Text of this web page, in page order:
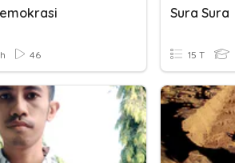
46
Sura Sura
15 T